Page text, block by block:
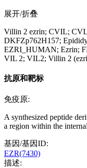
展开/折叠
Villin 2 ezrin; CVIL;
DKFZp762H157;
EZRI_HUMAN; Ezrin;
VIL 2; VIL2; Villin 2
抗原和靶标
免疫原:
A synthesized peptide
a region within the
基因/基因ID:
EZR(7430)
描述: